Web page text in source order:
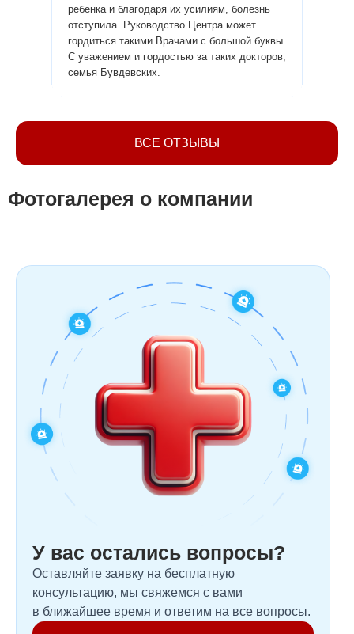
ребенка и благодаря их усилиям, болезнь
отступила. Руководство Центра может
гордиться такими Врачами с большой буквы.
С уважением и гордостью за таких докторов,
семья Бувдевских.
ВСЕ ОТЗЫВЫ
Фотогалерея о компании
У вас остались вопросы?
Оставляйте заявку на бесплатную
консультацию, мы свяжемся с вами
в ближайшее время и ответим на все вопросы.